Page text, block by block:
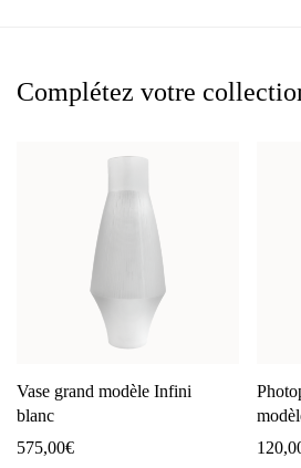
Complétez votre
Vase grand modèle Infini
blanc
575,00€